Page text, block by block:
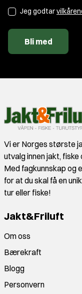
Jeg godtar
Bli med
Vi er Norges største
utvalg innen jakt,
Med fagkunnskap og
for at du skal få en
tur eller fiske!
Jakt&Friluft
Om oss
Bærekraft
Blogg
Personvern